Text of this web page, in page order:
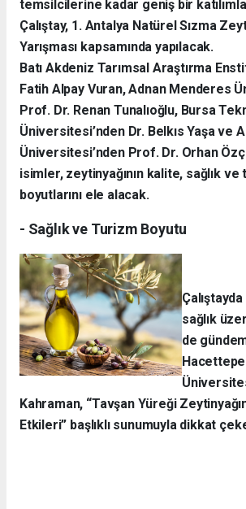
temsilcilerine kadar geniş bir
Çalıştay, 1. Antalya Natürel Sızma
Yarışması kapsamında yapılacak.
Batı Akdeniz Tarımsal Araştırma
Fatih Alpay Vuran, Adnan Menderes
Prof. Dr. Renan Tunalıoğlu, Bursa
Üniversitesi’nden Dr. Belkıs Yaşa ve
Üniversitesi’nden Prof. Dr. Orhan
isimler, zeytinyağının kalite, sağlık
boyutlarını ele alacak.
- Sağlık ve Turizm Boyutu
sağlık
de
Hacettepe
Kahraman, “Tavşan Yüreği
Etkileri” başlıklı sunumuyla dikkat